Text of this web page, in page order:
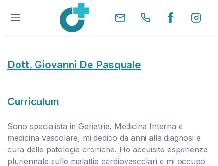
Dott. Giovanni De Pasquale
Curriculum
Sono specialista in Geriatria, Medicina Interna e
medicina vascolare, mi dedico da anni alla diagnosi e
cura delle patologie croniche. Ho acquisito esperienza
pluriennale sulle malattie cardiovascolari e mi occupo